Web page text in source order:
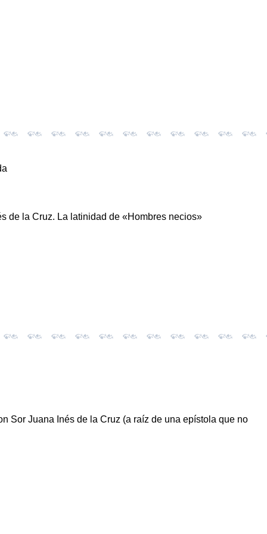
de la Cruz. La latinidad de «Hombres necios»
Sor Juana Inés de la Cruz (a raíz de una epístola que no